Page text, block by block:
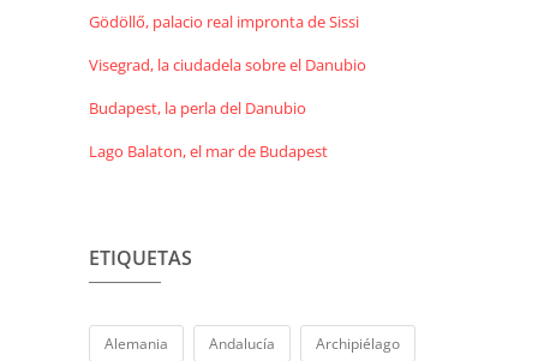
Gödöllő, palacio real impronta de Sissi
Visegrad, la ciudadela sobre el Danubio
Budapest, la perla del Danubio
Lago Balaton, el mar de Budapest
ETIQUETAS
Alemania Andalucía Archipiélago